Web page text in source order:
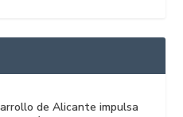
de Alicante impulsa